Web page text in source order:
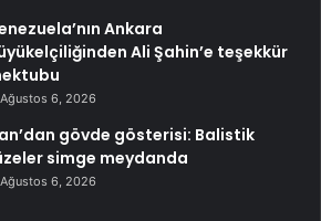
Ankara
Ali Şahin’e teşekkür
Ağustos 6, 2026
gövde gösterisi: Balistik
simge meydanda
Ağustos 6, 2026